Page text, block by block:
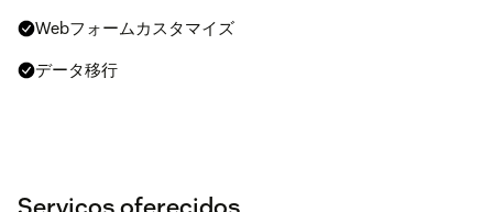
Webフォームカスタマイズ
データ移行